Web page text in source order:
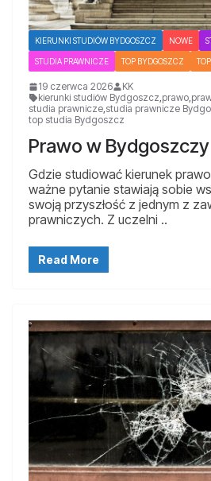
KIERUNKI STUDIÓW BYDGOSZCZ NOWE
STUDIA PRAWNICZE TOP BYDGOSZCZ
19 czerwca 2026
KK
kierunki studiów Bydgoszcz prawo
studia prawnicze studia prawnicze
top studia Bydgoszcz
Prawo w Bydgoszczy
Gdzie studiować kierunek
ważne pytanie stawiają sobie
swoją przyszłość z jednym z
prawniczych. Z uczelni ..
Read More